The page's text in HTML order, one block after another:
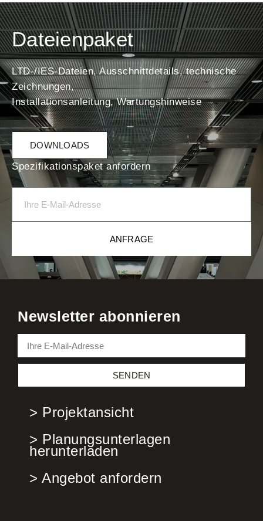
Dateienpaket
LTD-/IES-Dateien, Ausschnittdetails, technische
Zeichnungen,
Installationsanleitung, Wartungshinweise
DOWNLOADS
Spezifikationspaket anfordern
ANFRAGE
Newsletter abonnieren
SENDEN
> Projektansicht
> Planungsunterlagen
herunterladen
> Angebot anfordern